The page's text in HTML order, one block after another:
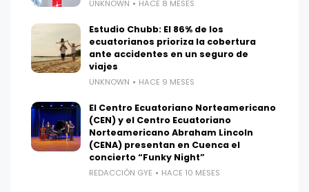
UNKNOWN HACE 8 MESES
Estudio Chubb: El 86% de los
ecuatorianos prioriza la cobertura
ante accidentes en un seguro de
viajes
UNKNOWN HACE 9 MESES
El Centro Ecuatoriano Norteamericano
(CEN) y el Centro Ecuatoriano
Norteamericano Abraham Lincoln
(CENA) presentan en Cuenca el
concierto “Funky Night”
REDACCIÓN GYE HACE 10 MESES